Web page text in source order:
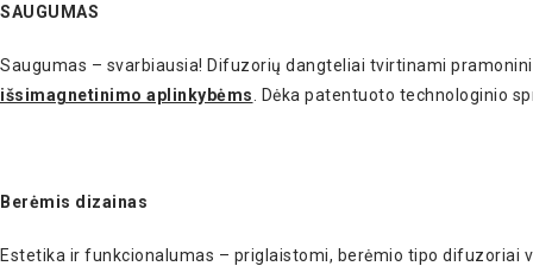
SAUGUMAS
Saugumas – svarbiausia! Difuzorių dangteliai tvirtinami
išsimagnetinimo aplinkybėms . Dėka patentuoto technologinio
Berėmis dizainas
Estetika ir funkcionalumas – priglaistomi, berėmio tipo difuzoriai